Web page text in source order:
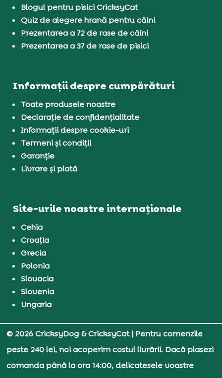
Blogul pentru pisici CricksyCat
Quiz de alegere hrană pentru câini
Prezentarea a 72 de rase de câini
Prezentarea a 37 de rase de pisici
Informații despre cumpărături
Toate produsele noastre
Declarație de confidențialitate
Informații despre cookie-uri
Termeni și condiții
Garanție
Livrare și plată
Site-urile noastre internaționale
Cehia
Croația
Grecia
Polonia
Slovacia
Slovenia
Ungaria
© 2026 CricksyDog & CricksyCat| Pentru comenzile
peste 240 lei, noi acoperim costul livrării. Dacă plasezi
comanda până la ora 14:00, delicatesele voastre